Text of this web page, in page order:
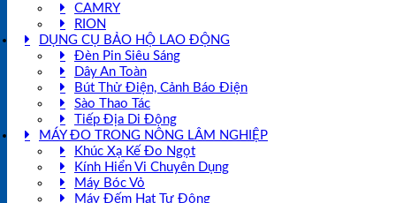
CAMRY
RION
DỤNG CỤ BẢO HỘ LAO ĐỘNG
Đèn Pin Siêu Sáng
Dây An Toàn
Bút Thử Điện, Cảnh Báo Điện
Sào Thao Tác
Tiếp Địa Di Động
MÁY ĐO TRONG NÔNG LÂM NGHIỆP
Khúc Xạ Kế Đo Ngọt
Kính Hiển Vi Chuyên Dụng
Máy Bóc Vỏ
Máy Đếm Hạt Tự Động